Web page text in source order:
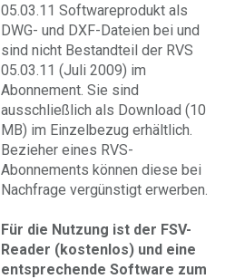
05.03.11 Softwareprodukt als
DWG- und DXF-Dateien bei und
sind nicht Bestandteil der RVS
05.03.11 (Juli 2009) im
Abonnement. Sie sind
ausschließlich als Download (10
MB) im Einzelbezug erhältlich.
Bezieher eines RVS-
Abonnements können diese bei
Nachfrage vergünstigt erwerben.
Für die Nutzung ist der FSV-
Reader (kostenlos) und eine
entsprechende Software zum